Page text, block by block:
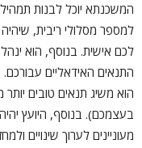
המשכנתא יוכל לבנות
למספר מסלולי ריבית,
לכם אישית. בנוסף, הוא
התנאים האידאליים
הוא משיג תנאים טובים
בעצמכם). בנוסף, היועץ
מעוניינים לערוך שינויים